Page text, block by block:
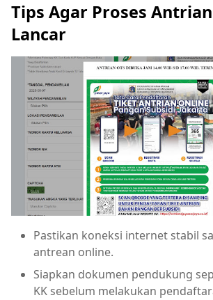
Tips Agar Proses
Lancar
Pastikan koneksi internet stabil
antrean online.
Siapkan dokumen pendukung
KK sebelum melakukan